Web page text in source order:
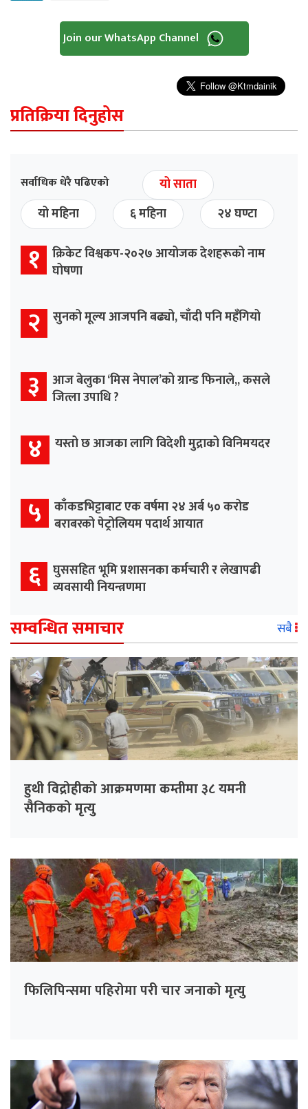
Join our WhatsApp Channel
प्रतिक्रिया दिनुहोस
सर्वाधिक धेरै पढिएको
यो साता
यो महिना
६ महिना २४ घण्टा
१ क्रिकेट विश्वकप-२०२७ आयोजक देशहरूको नाम
घोषणा
२ सुनको मूल्य आजपनि बढ्यो, चाँदी पनि महँगियो
३ आज बेलुका ‘मिस नेपाल’को ग्रान्ड फिनाले,, कसले
जित्ला उपाधि ?
४ यस्तो छ आजका लागि विदेशी मुद्राको विनिमयदर
५ काँकडभिट्टाबाट एक वर्षमा २४ अर्ब ५० करोड
बराबरको पेट्रोलियम पदार्थ आयात
६ घुससहित भूमि प्रशासनका कर्मचारी र लेखापढी
व्यवसायी नियन्त्रणमा
सम्वन्धित समाचार सबै
हुथी विद्रोहीको आक्रमणमा कम्तीमा ३८ यमनी
सैनिकको मृत्यु
फिलिपिन्समा पहिरोमा परी चार जनाको मृत्यु